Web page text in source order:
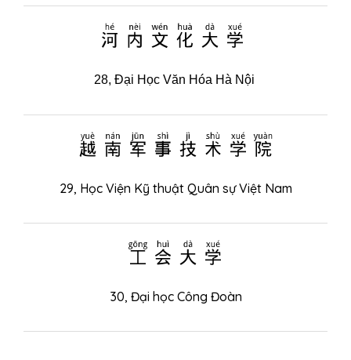
河内文化大学
28, Đại Học Văn Hóa Hà Nội
越南军事技术学院
29, Học Viện Kỹ thuật Quân sự Việt Nam
工会大学
30, Đại học Công Đoàn